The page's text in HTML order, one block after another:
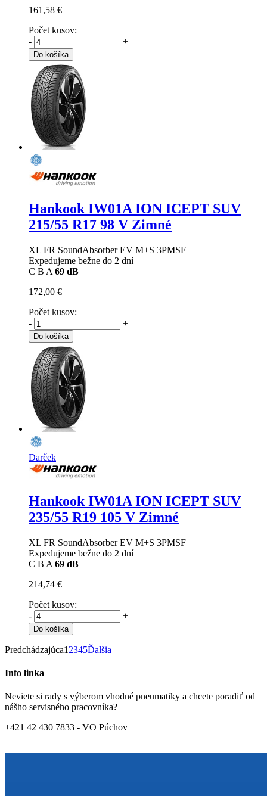
161,58 €
Počet kusov:
-
+
Do košíka
Hankook IW01A ION ICEPT SUV
215/55 R17 98 V Zimné
XL FR SoundAbsorber EV M+S 3PMSF
Expedujeme bežne do 2 dní
C B A 69 dB
172,00 €
Počet kusov:
-
+
Do košíka
Darček
Hankook IW01A ION ICEPT SUV
235/55 R19 105 V Zimné
XL FR SoundAbsorber EV M+S 3PMSF
Expedujeme bežne do 2 dní
C B A 69 dB
214,74 €
Počet kusov:
-
+
Do košíka
Predchádzajúca1 2345Ďalšia
Info linka
Neviete si rady s výberom vhodné pneumatiky a chcete poradiť od
nášho servisného pracovníka?
+421 42 430 7833 - VO Púchov